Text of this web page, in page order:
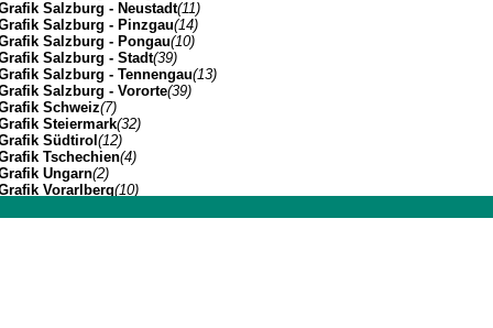
Salzburg - Neustadt(11)
Salzburg - Pinzgau(14)
Salzburg - Pongau(10)
Salzburg - Stadt(39)
Salzburg - Tennengau(13)
Salzburg - Vororte(39)
Schweiz(7)
Steiermark(32)
Südtirol (12)
Tschechien(4)
Ungarn(2)
Vorarlberg(10)
Wien I(3)